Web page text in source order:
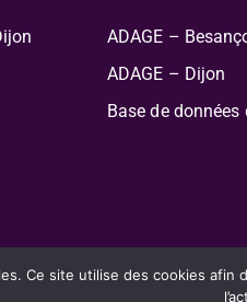
ADAGE –
ADAGE – Dijon
Base de
Ce site utilise des cookies